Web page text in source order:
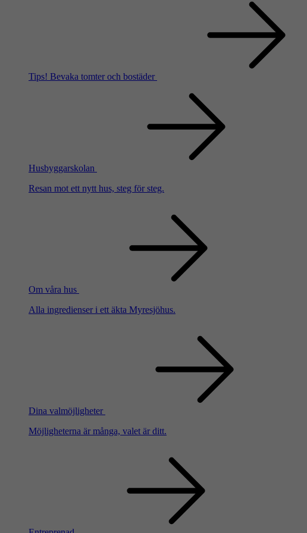
Tips! Bevaka tomter och bostäder
Husbyggarskolan
Resan mot ett nytt hus, steg för steg.
Om våra hus
Alla ingredienser i ett äkta Myresjöhus.
Dina valmöjligheter
Möjligheterna är många, valet är ditt.